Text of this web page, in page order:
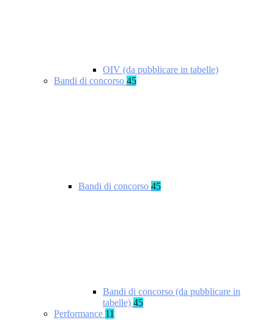
OIV (da pubblicare in tabelle)
Bandi di concorso 45
Bandi di concorso 45
Bandi di concorso (da pubblicare in
tabelle) 45
Performance 11